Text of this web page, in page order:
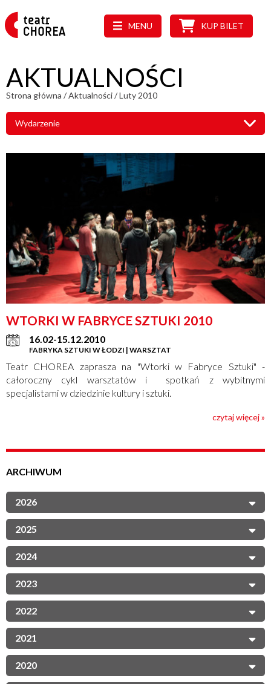
MENU KUP BILET
AKTUALNOŚCI
Strona główna /Aktualności/Luty 2010
Wydarzenie
WTORKI W FABRYCE SZTUKI 2010
16.02-15.12.2010
FABRYKA SZTUKI W ŁODZI | WARSZTAT
Teatr CHOREA zaprasza na "Wtorki w Fabryce Sztuki" -
całoroczny cykl warsztatów i spotkań z wybitnymi
specjalistami w dziedzinie kultury i sztuki.
czytaj więcej »
ARCHIWUM
2026
2025
2024
2023
2022
2021
2020